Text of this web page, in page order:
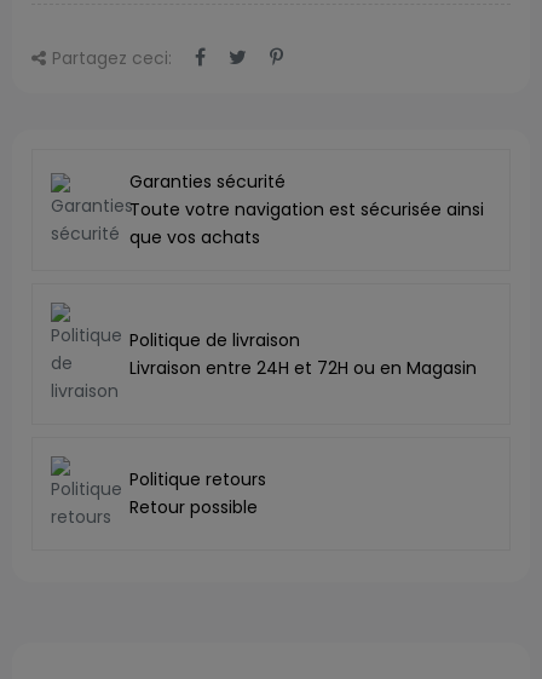
Partagez ceci:
Garanties sécurité
Toute votre navigation est sécurisée ainsi
que vos achats
Politique de livraison
Livraison entre 24H et 72H ou en Magasin
Politique retours
Retour possible